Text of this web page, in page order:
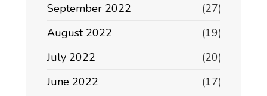
September 2022
(27)
August 2022
(19)
July 2022
(20)
June 2022
(17)